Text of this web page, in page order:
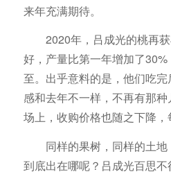
来年充满期待。
2020年，吕成光的桃再
好，产量比第一年增加了
至。出乎意料的是，他们吃
感和去年不一样，不再有那
场上，收购价格也随之下降，
同样的果树，同样的土
到底出在哪呢？吕成光百思